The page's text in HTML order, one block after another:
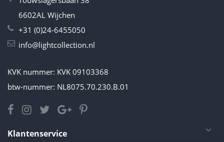
6602AL Wijchen
+31 (0)24-6455050
info@lightcollection.nl
KVK nummer: KVK 09103368
btw-nummer: NL8075.70.230.B.01
Klantenservice